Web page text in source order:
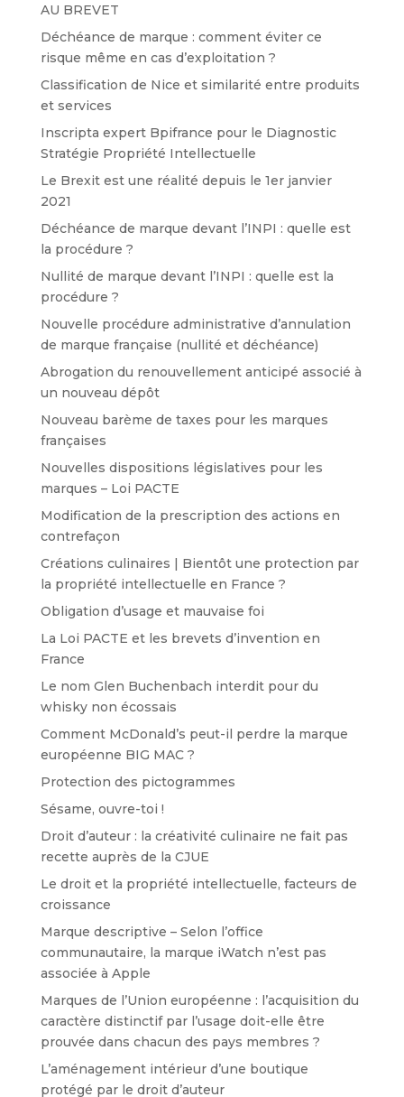
AU BREVET
Déchéance de marque : comment éviter ce
risque même en cas d’exploitation ?
Classification de Nice et similarité entre produits
et services
Inscripta expert Bpifrance pour le Diagnostic
Stratégie Propriété Intellectuelle
Le Brexit est une réalité depuis le 1er janvier
2021
Déchéance de marque devant l’INPI : quelle est
la procédure ?
Nullité de marque devant l’INPI : quelle est la
procédure ?
Nouvelle procédure administrative d’annulation
de marque française (nullité et déchéance)
Abrogation du renouvellement anticipé associé à
un nouveau dépôt
Nouveau barème de taxes pour les marques
françaises
Nouvelles dispositions législatives pour les
marques – Loi PACTE
Modification de la prescription des actions en
contrefaçon
Créations culinaires | Bientôt une protection par
la propriété intellectuelle en France ?
Obligation d’usage et mauvaise foi
La Loi PACTE et les brevets d’invention en
France
Le nom Glen Buchenbach interdit pour du
whisky non écossais
Comment McDonald’s peut-il perdre la marque
européenne BIG MAC ?
Protection des pictogrammes
Sésame, ouvre-toi !
Droit d’auteur : la créativité culinaire ne fait pas
recette auprès de la CJUE
Le droit et la propriété intellectuelle, facteurs de
croissance
Marque descriptive – Selon l’office
communautaire, la marque iWatch n’est pas
associée à Apple
Marques de l’Union européenne : l’acquisition du
caractère distinctif par l’usage doit-elle être
prouvée dans chacun des pays membres ?
L’aménagement intérieur d’une boutique
protégé par le droit d’auteur